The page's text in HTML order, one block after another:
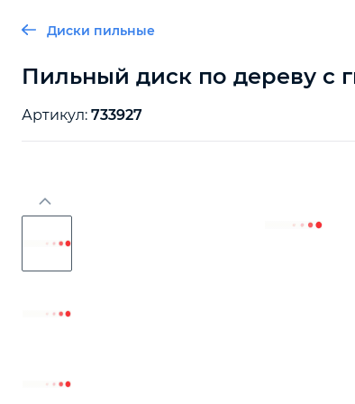
Диски пильные
Пильный диск по дереву с
Артикул: 733927